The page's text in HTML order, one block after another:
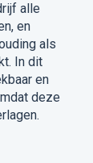
alle
en
als
In dit
en
deze